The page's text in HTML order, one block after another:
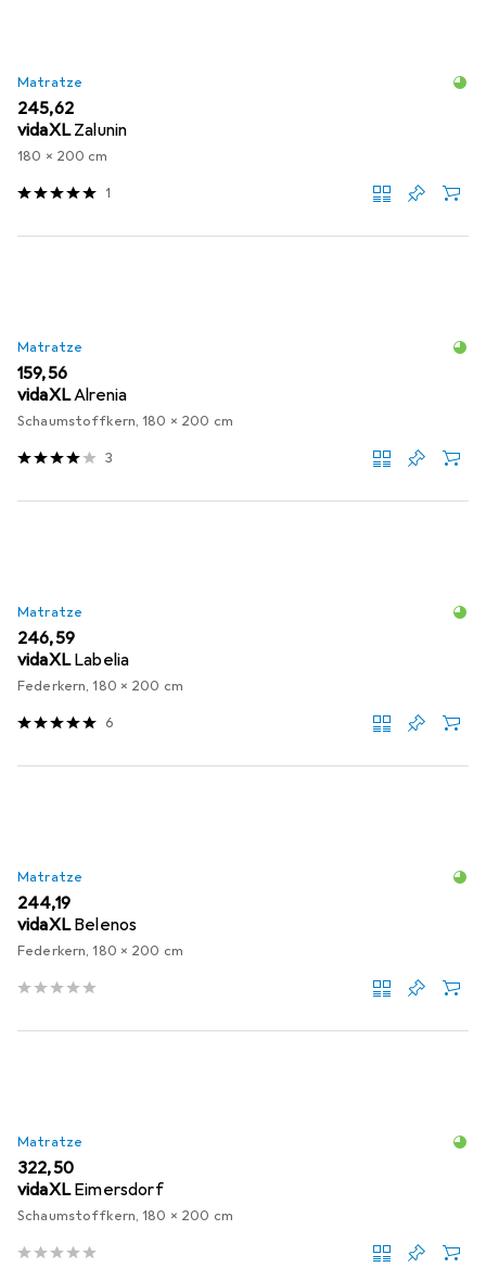
Matratze
EUR
245,62
vidaXL Zalunin
180 x 200 cm
1
Matratze
EUR
159,56
vidaXLAlrenia
Schaumstoffkern, 180 x 200 cm
3
Matratze
EUR
246,59
vidaXL Labelia
Federkern, 180 x 200 cm
6
Matratze
EUR
244,19
vidaXL Belenos
Federkern, 180 x 200 cm
Matratze
EUR
322,50
vidaXL Eimersdorf
Schaumstoffkern, 180 x 200 cm